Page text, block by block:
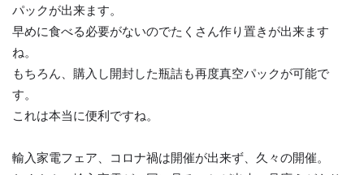
パックが出来ます。
早めに食べる必要がないのでたくさん作り置きが出来ます
ね。
もちろん、購入し開封した瓶詰も再度真空パックが可能で
す。
これは本当に便利ですね。
輸入家電フェア、コロナ禍は開催が出来ず、久々の開催。